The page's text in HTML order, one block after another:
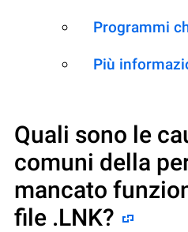
Programmi
Più
Quali sono le
comuni della
mancato
file .LNK?